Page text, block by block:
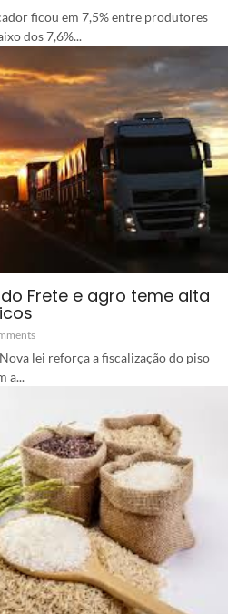
ficou em 7,5% entre produtores
dos 7,6%...
Frete e agro teme alta
lei reforça a fiscalização do piso
a...